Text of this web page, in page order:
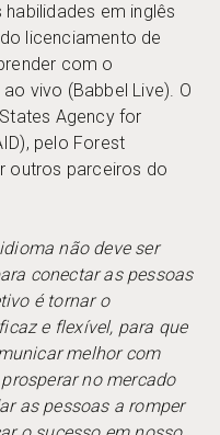
em inglês
licenciamento de
com o
vivo (Babbel Live). O
Agency for
pelo Forest
outros parceiros do
não deve ser
conectar as pessoas
é tornar o
e flexível, para que
melhor com
no mercado
as pessoas a romper